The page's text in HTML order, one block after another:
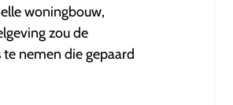
woningbouw,
zou de
nemen die gepaard